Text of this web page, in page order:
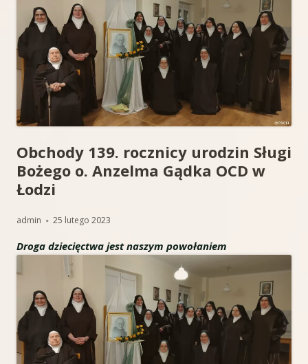
Obchody 139. rocznicy urodzin Sługi
Bożego o. Anzelma Gądka OCD w
Łodzi
Autor
admin Opublikowano
25 lutego 2023
Droga dziecięctwa jest naszym powołaniem